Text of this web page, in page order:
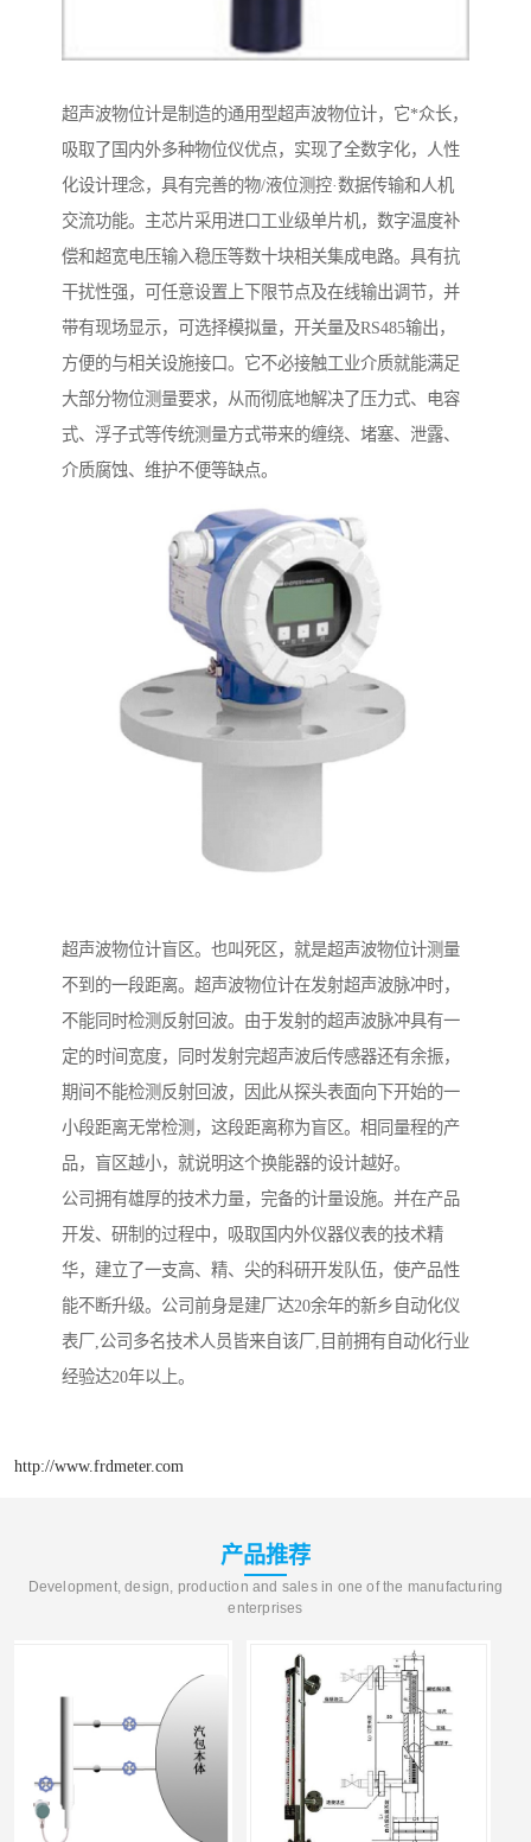
超声波物位计是制造的通用型超声波物位计，它*众长，
吸取了国内外多种物位仪优点，实现了全数字化，人性
化设计理念，具有完善的物/液位测控·数据传输和人机
交流功能。主芯片采用进口工业级单片机，数字温度补
偿和超宽电压输入稳压等数十块相关集成电路。具有抗
干扰性强，可任意设置上下限节点及在线输出调节，并
带有现场显示，可选择模拟量，开关量及RS485输出，
方便的与相关设施接口。它不必接触工业介质就能满足
大部分物位测量要求，从而彻底地解决了压力式、电容
式、浮子式等传统测量方式带来的缠绕、堵塞、泄露、
介质腐蚀、维护不便等缺点。
超声波物位计盲区。也叫死区，就是超声波物位计测量
不到的一段距离。超声波物位计在发射超声波脉冲时，
不能同时检测反射回波。由于发射的超声波脉冲具有一
定的时间宽度，同时发射完超声波后传感器还有余振，
期间不能检测反射回波，因此从探头表面向下开始的一
小段距离无常检测，这段距离称为盲区。相同量程的产
品，盲区越小，就说明这个换能器的设计越好。
公司拥有雄厚的技术力量，完备的计量设施。并在产品
开发、研制的过程中，吸取国内外仪器仪表的技术精
华，建立了一支高、精、尖的科研开发队伍，使产品性
能不断升级。公司前身是建厂达20余年的新乡自动化仪
表厂,公司多名技术人员皆来自该厂,目前拥有自动化行业
经验达20年以上。
http://www.frdmeter.com
产品推荐
Development, design, production and sales in one of the manufacturing
enterprises